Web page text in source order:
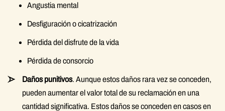
Angustia mental
Desfiguración o cicatrización
Pérdida del disfrute de la vida
Pérdida de consorcio
Daños punitivos. Aunque estos daños rara vez se conceden,
pueden aumentar el valor total de su reclamación en una
cantidad significativa. Estos daños se conceden en casos en